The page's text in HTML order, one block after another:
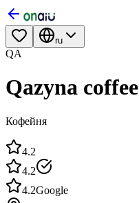
ru
QA
Qazyna coffee
Кофейня
4.2
4.2
4.2Google